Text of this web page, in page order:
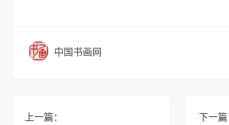
中国书画网
上一篇：
下一篇